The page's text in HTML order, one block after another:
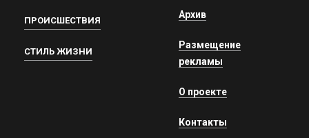
ПРОИСШЕСТВИЯ
СТИЛЬ ЖИЗНИ
Архив
Размещение
рекламы
О проекте
Контакты